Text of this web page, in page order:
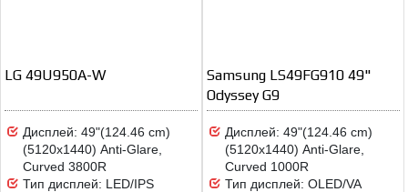
LG 49U950A-W
Дисплей: 49"(124.46 cm)
(5120x1440) Anti-Glare,
Curved 3800R
Тип дисплей: LED/IPS
Samsung LS49FG910 49"
Odyssey G9
Дисплей: 49"(124.46 cm)
(5120x1440) Anti-Glare,
Curved 1000R
Тип дисплей: OLED/VA